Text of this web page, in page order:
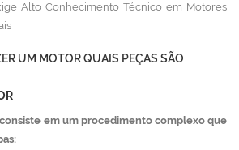
Alto Conhecimento Técnico em Motores
UM MOTOR QUAIS PEÇAS SÃO
em um procedimento complexo que